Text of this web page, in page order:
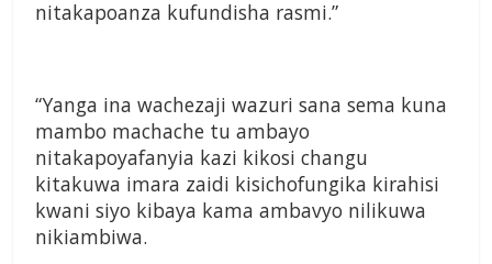
nitakapoanza kufundi­sha rasmi.”
“Yanga ina wachezaji wa­zuri sana sema kuna
mambo machache tu ambayo
nitakapoyafanyia kazi kikosi changu
kitakuwa imara zaidi kisichofungika kirahisi
kwani siyo kibaya kama ambavyo nilikuwa
nikiambiwa.